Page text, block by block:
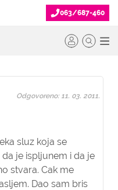
063/687-460
sluz koja se
je ispljunem i da je
stvara. Cak me
Dao sam bris
Odgovoreno: 11. 03. 2011.